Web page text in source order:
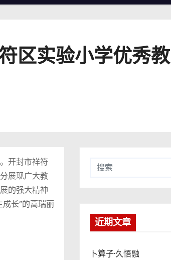
区实验小学优秀
开封市祥符
展现广大教
的强大精神
长”的蒿瑞丽
近期文章
卜算子·久悟融